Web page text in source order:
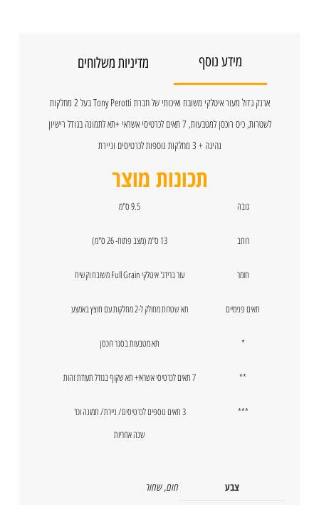
מידע נוסף מדיניות משלוחים
ארנק גדול מעור איטלקי משובח ואיכותי של חברת Tony Perotti בעל 2 מחלקות
לשטרות, כיס רוכסן למטבעות, 7 תאים לכרטיסי אשראי +תא לתמונה בגודל רישיון
נהיגה + 3 מחלקות נוספות לכרטיסים וניירת
תכונות מוצר
גובה 9.5 ס"מ
רוחב 13 ס"מ (מצב פתוח- 26 ס"מ)
חומר עור ברידג' איטלקי Full Grain משובח וקשיח
תאים פנימיים תא שטרות מחולק ל-2 מחלקות עם חוצץ באמצע
* תא מטבעות בסגר רוכסן
** 7 תאים לכרטיסי אשראי+ תא שקוף בגודל תעודת זהות
***
3 תאים נוספים לכרטיסים/ ניירת/ תמונה וכו'
שנה אחריות
צבע חום,שחור